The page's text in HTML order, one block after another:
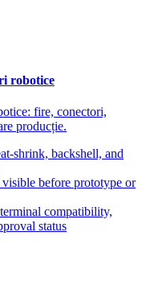
robotice
fire, conectori,
producție.
shrink, backshell, and
before prototype or
compatibility,
status